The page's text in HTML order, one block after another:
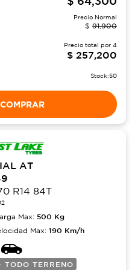
Precio Normal
$ 91,900
Precio total por 4
$ 257,200
Stock:50
COMPRAR
AT
R14 84T
Max: 500 Kg
Max: 190 Km/h
TODO TERRENO